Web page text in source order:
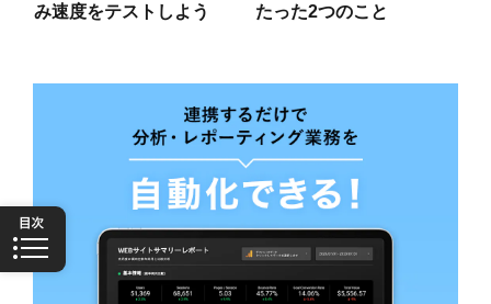
み速度をテストしよう
たった2つのこと